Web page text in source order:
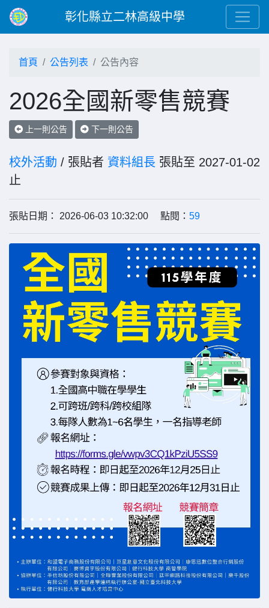
彰化縣立二林高級中學
首頁 公告列表 公告內容
2026全國新零售競賽
上一則公告 下一則公告
校外活動 / 張貼者 資料組長 張貼至 2027-01-02
止
張貼日期： 2026-06-03 10:32:00 點閱： 59